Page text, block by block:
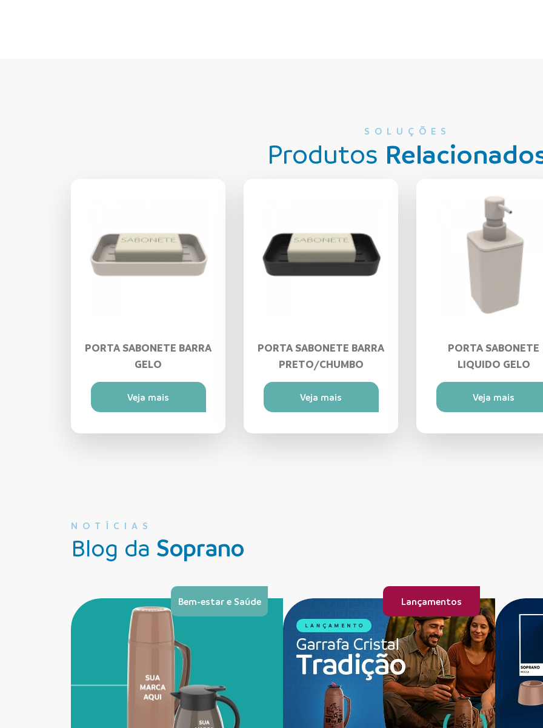
SOLUÇÕES
Produtos
PORTA SABONETE BARRA
GELO
Veja mais
PORTA SABONETE BARRA
PRETO/CHUMBO
Veja mais
PORTA SABONETE
LIQUIDO GELO
Veja mais
NOTÍCIAS
Blog da Soprano
Bem-estar e Saúde Lançamentos